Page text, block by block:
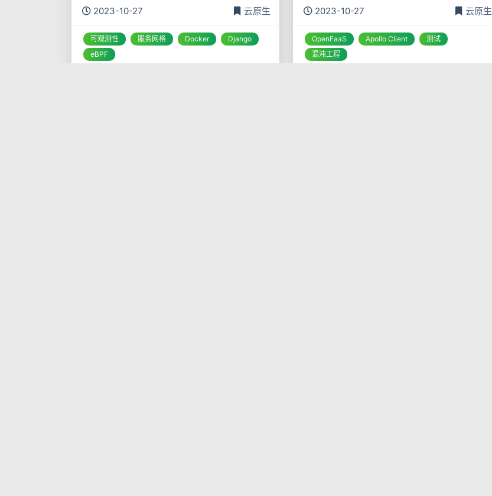
提供了丰富的流量治理和可观测性能力，但其带
极度敏感的服
2023-10-27 云原生
可观测性 服务网格 Docker
Django
eBPF
而且每次调整实验参数都需要重新部署，流程极
入式、可动态配置、能
2023-10-27 云原生
OpenFaaS Apollo Client
测试
混沌工程